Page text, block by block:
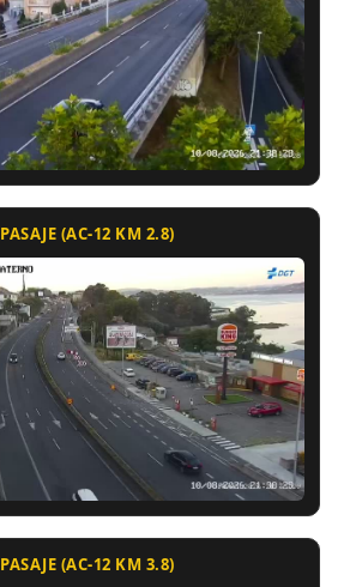
PASAJE (AC-12 KM 2.8)
PASAJE (AC-12 KM 3.8)